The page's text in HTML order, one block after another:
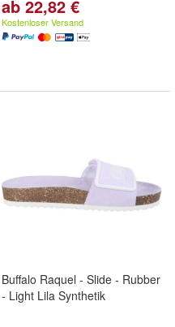
ab 22,82 €
Kostenloser Versand
Buffalo Raquel - Slide - Rubber
- Light Lila Synthetik